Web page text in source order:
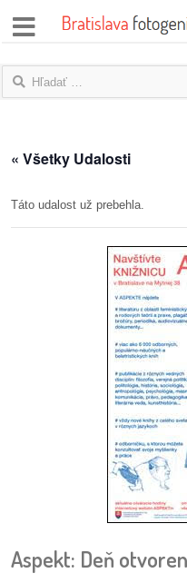
správy
názory
blogy
mestské
« Všetky Udalosti
Táto udalost už prebehla.
Aspekt: Deň